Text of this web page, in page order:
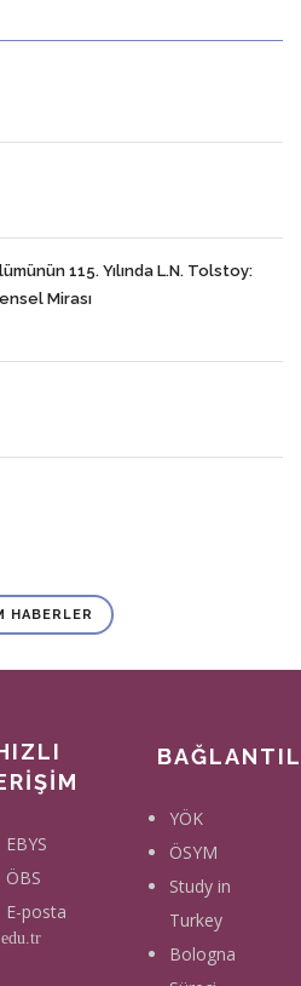
115. Yılında L.N. Tolstoy:
Mirası
HABERLER
EBYS
ÖBS
E-posta
YÖK
ÖSYM
Study in
Turkey
Bologna